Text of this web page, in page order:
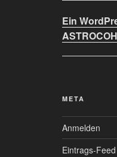
Ein
META
Anmelden
Eintrags-Feed